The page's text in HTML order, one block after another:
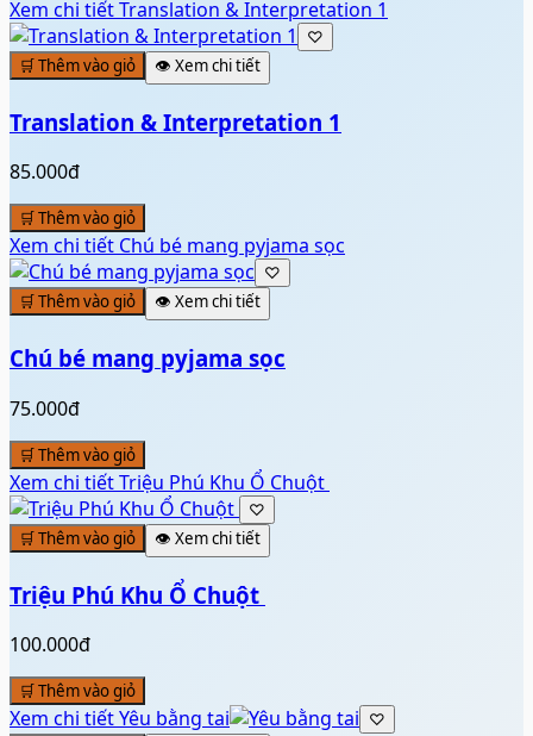
Xem chi tiếtTranslation & Interpretation 1
♡
🛒 Thêm vào giỏ
👁️ Xem chi tiết
Translation & Interpretation 1
85.000đ
🛒 Thêm vào giỏ
Xem chi tiết Chú bé mang pyjama sọc
♡
🛒 Thêm vào giỏ
👁️ Xem chi tiết
Chú bé mang pyjama sọc
75.000đ
🛒 Thêm vào giỏ
Xem chi tiếtTriệu Phú Khu Ổ Chuột ️
♡
🛒 Thêm vào giỏ
👁️ Xem chi tiết
Triệu Phú Khu Ổ Chuột ️
100.000đ
🛒 Thêm vào giỏ
Xem chi tiếtYêu bằng tai
♡